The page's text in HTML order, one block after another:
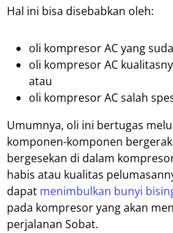
Hal ini bisa disebabkan oleh:
oli kompresor AC yang
oli kompresor AC
atau
oli kompresor AC salah
Umumnya, oli ini bertugas
komponen-komponen
bergesekan di dalam
habis atau kualitas
dapat menimbulkan bunyi
pada kompresor yang akan
perjalanan Sobat.